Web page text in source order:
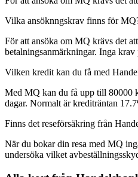
Vilka ansöknngskrav finns för
För att ansöka om MQ krävs det
betalningsanmärkningar. Inga krav
Vilken kredit kan du få med
Med MQ kan du få upp till 80000
dagar. Normalt är krediträntan
Finns det reseförsäkring från
När du bokar din resa med MQ
undersöka vilket